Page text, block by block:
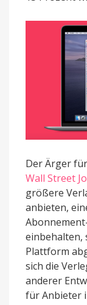
Der Ärger
Wall Street
größere
anbieten,
einbehalten,
Plattform
sich die
anderer
für Anbieter